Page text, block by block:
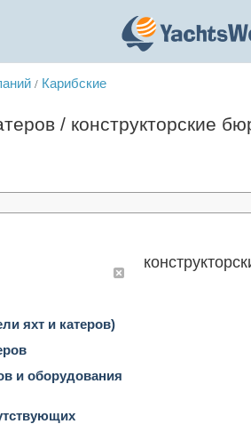
/ Карибские
/ конструкторские
яхт и катеров)
и оборудования